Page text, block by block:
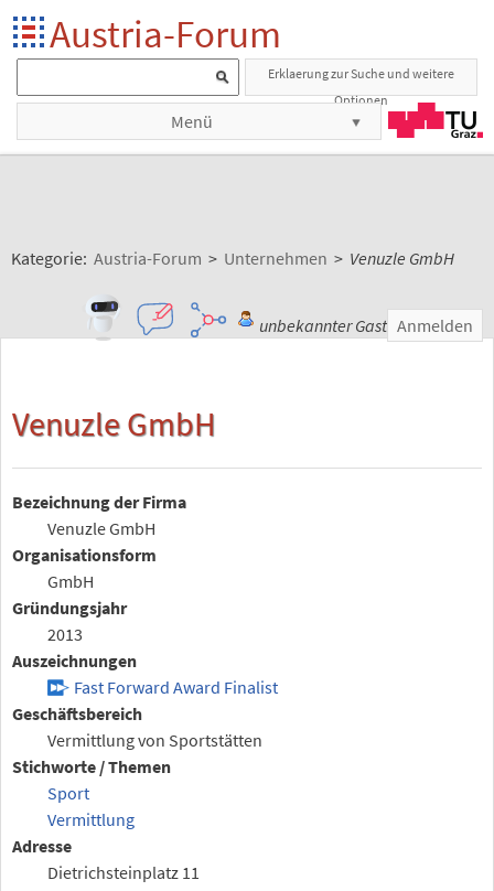
Austria-Forum
Erklaerung zur Suche und weitere
Optionen
Menü
Kategorie: Austria-Forum > Unternehmen > Venuzle GmbH
unbekannter Gast Anmelden
Venuzle GmbH
Bezeichnung der Firma
Venuzle GmbH
Organisationsform
GmbH
Gründungsjahr
2013
Auszeichnungen
Fast Forward Award Finalist
Geschäftsbereich
Vermittlung von Sportstätten
Stichworte / Themen
Sport
Vermittlung
Adresse
Dietrichsteinplatz 11